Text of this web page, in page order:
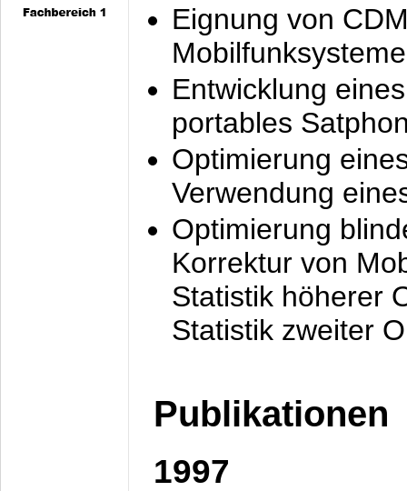
Eignung von
Mobilfunksysteme
Entwicklung
portables
Optimierung
Verwendung
Optimierung
Korrektur von
Statistik höherer
Statistik zweiter
Publikationen
1997